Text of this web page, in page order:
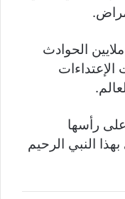
الحوادث
رأسها
النبي الرحيم